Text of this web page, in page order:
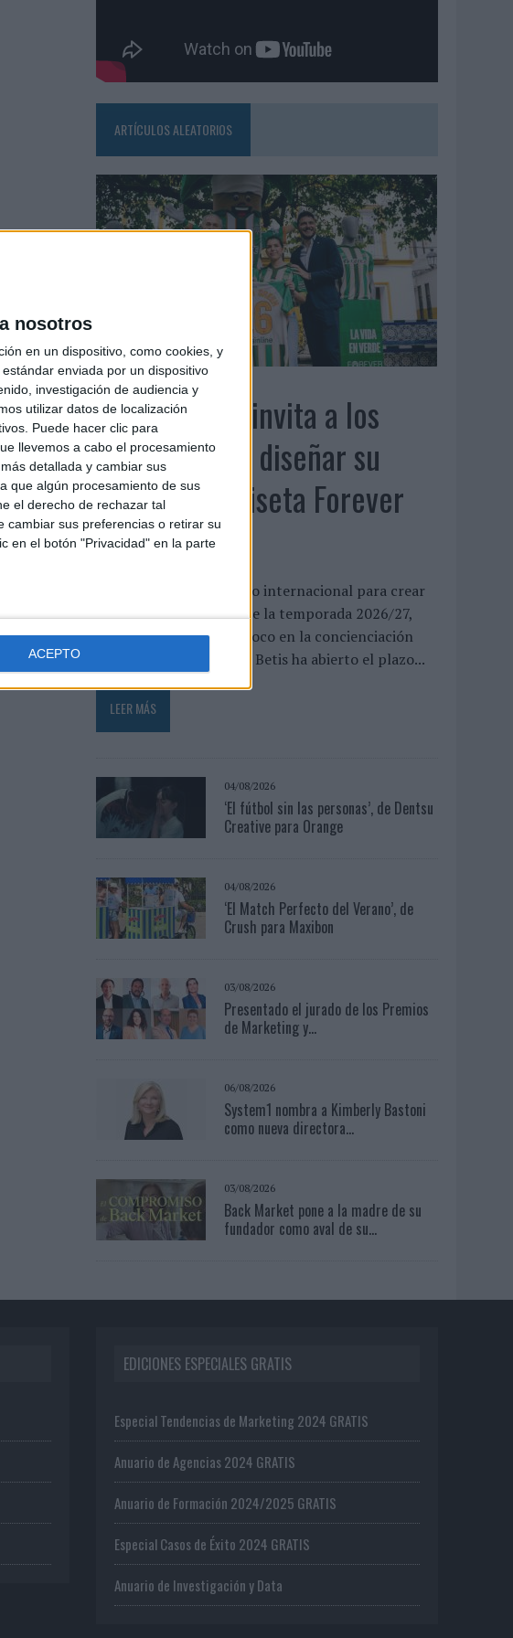
nosotros
en un dispositivo, como cookies, y
enviada por un dispositivo
investigación de audiencia y
utilizar datos de localización
Puede hacer clic para
llevemos a cabo el procesamiento
detallada y cambiar sus
que algún procesamiento de sus
el derecho de rechazar tal
cambiar sus preferencias o retirar su
en el botón "Privacidad" en la parte
ACEPTO
ARTÍCULOS ALEATORIOS
03/08/2026
El Real Betis invita a los
aficionados a diseñar su
próxima camiseta Forever
Green
El club abre un concurso internacional para crear
la equipación especial de la temporada 2026/27,
que volverá a poner el foco en la concienciación
medioambiental El Real Betis ha abierto el plazo...
LEER MÁS
04/08/2026
‘El fútbol sin las personas’, de Dentsu
Creative para Orange
04/08/2026
‘El Match Perfecto del Verano’, de
Crush para Maxibon
03/08/2026
Presentado el jurado de los Premios
de Marketing y...
06/08/2026
System1 nombra a Kimberly Bastoni
como nueva directora...
03/08/2026
Back Market pone a la madre de su
fundador como aval de su...
EDICIONES ESPECIALES GRATIS
Especial Tendencias de Marketing 2024 GRATIS
Anuario de Agencias 2024 GRATIS
Anuario de Formación 2024/2025 GRATIS
Especial Casos de Éxito 2024 GRATIS
Anuario de Investigación y Data